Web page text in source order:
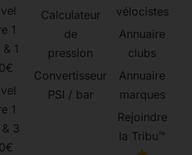
1
1
1
3
Calculateur
de
pression
Convertisseur
PSI / bar
vélocistes
Annuaire
clubs
Annuaire
marques
Rejoindre
la Tribu™